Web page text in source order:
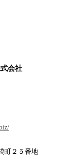
会社
町２５番地